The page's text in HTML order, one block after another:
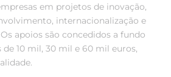
em projetos de inovação,
internacionalização e
apoios são concedidos a fundo
10 mil, 30 mil e 60 mil euros,